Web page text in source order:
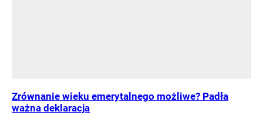
Zrównanie wieku emerytalnego możliwe? Padła
ważna deklaracja